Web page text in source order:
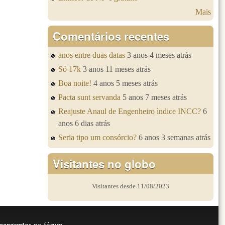
Mais
Comentários recentes
anos entre duas datas 3 anos 4 meses atrás
Só 17k 3 anos 11 meses atrás
Boa noite! 4 anos 5 meses atrás
Pacta sunt servanda 5 anos 7 meses atrás
Reajuste Anaul de Engenheiro ìndice INCC? 6
anos 6 dias atrás
Seria tipo um consórcio? 6 anos 3 semanas atrás
Visitantes no globo
Visitantes desde 11/08/2023